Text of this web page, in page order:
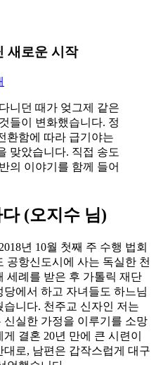
새로운 시작
니던 때가 엊그제 같은
들이 변화했습니다. 정
환함에 따라 급기야는
맞았습니다. 직접 송도
의 이야기를 함께 들어
(오지수 님)
년 10월 첫째 주 수행 법회
공항신도시에 사는 독실한 천
세례를 받은 후 가톨릭 재단
에서 하고 자녀들도 하느님
니다. 천주교 신자인 저는
실한 가정을 이루기를 소망
결혼 20년 만에 큰 시련이
로, 남편은 갑작스럽게 대구